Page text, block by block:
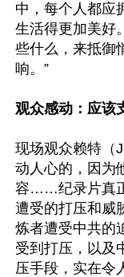
中，每个人都应
生活得更加美好
些什么，来抵御
响。”
观众感动：应该
现场观众赖特（
动人心的，因为
容……纪录片真
遭受的打压和威
炼者遭受中共的
受到打压，以及
压手段，实在令